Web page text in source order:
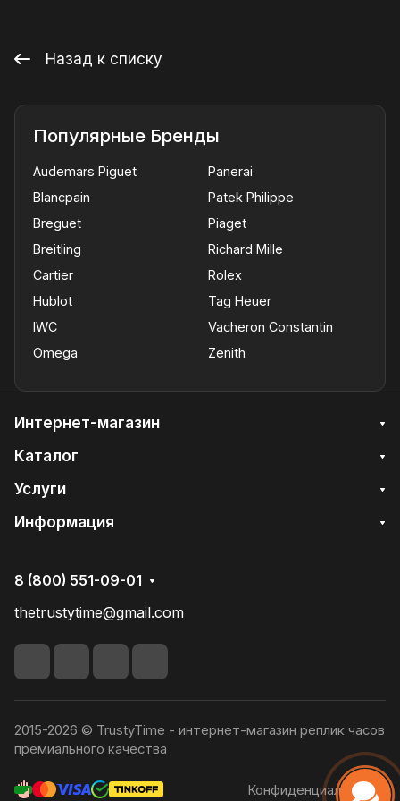
Назад к списку
Популярные Бренды
Audemars Piguet
Blancpain
Breguet
Breitling
Cartier
Hublot
IWC
Omega
Panerai
Patek Philippe
Piaget
Richard Mille
Rolex
Tag Heuer
Vacheron Constantin
Zenith
Интернет-магазин
Каталог
Услуги
Информация
8 (800) 551-09-01
thetrustytime@gmail.com
2015-2026 © TrustyTime - интернет-магазин реплик часов
премиального качества
Конфиденциальность